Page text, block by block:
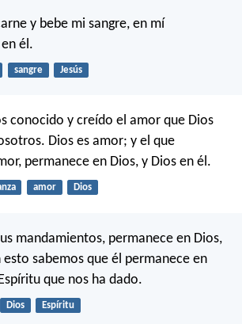
y bebe mi sangre, en mí
él.
sangre Jesús
conocido y creído el amor que Dios
Dios es amor; y el que
permanece en Dios, y Dios en él.
amor Dios
mandamientos, permanece en Dios,
esto sabemos que él permanece en
que nos ha dado.
Dios Espíritu